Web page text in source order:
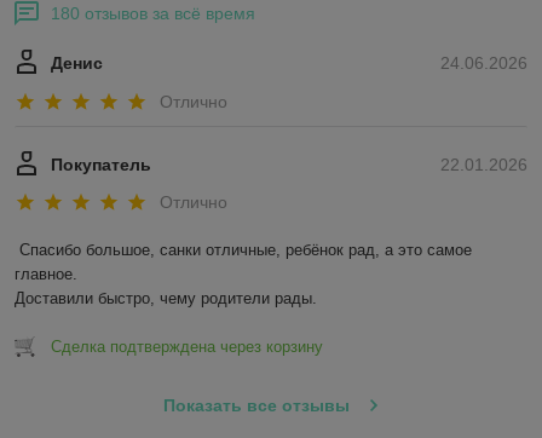
180 отзывов за всё время
24.06.2026
Денис
Отлично
22.01.2026
Покупатель
Отлично
Спасибо большое, санки отличные, ребёнок рад, а это самое
главное.
Доставили быстро, чему родители рады.
Сделка подтверждена через корзину
Показать все отзывы